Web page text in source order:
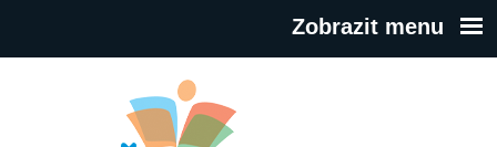
Zobrazit menu